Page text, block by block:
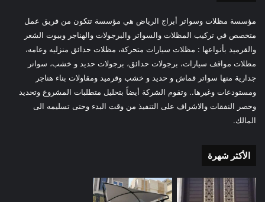
مؤسسة مظلات وسواتر أبراج الرياض هي مؤسسة تتكون من فريق عمل
متخصص في تركيب المظلات والسواتر والبرجولات والهناجر وبيوت الشعر
والقرميد بأنواعها : مظلات سيارات متحركة، مظلات حدائق منزليه وعامه،
مظلات مواقف سيارات، برجولات حدائق، برجولات حديد و خشب، سواتر
جدارية منها سواتر قماش و حديد و خشب وقرميد ومقاولات بناء هناجر
ومستودعات وغيرها.. وتقوم الشركة أيضاً بتحليل متطلبات المشروع وتحديد
وحصر النفقات والاشراف على التنفيذ من وقت البدء وحتى تسليمه الى
المالك.
الأكثر شهرة